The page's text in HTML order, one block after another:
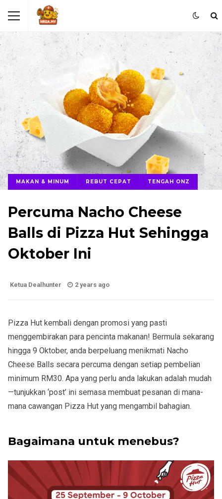
MAKAN & MINUM REBUT CEPAT TENGAH ONZ
Percuma Nacho Cheese
Balls di Pizza Hut Sehingga
Oktober Ini
Ketua Dealhunter 2 years ago
Pizza Hut kembali dengan promosi yang pasti
menggembirakan para pencinta makanan! Bermula sekarang
hingga 9 Oktober, anda berpeluang menikmati Nacho
Cheese Balls secara percuma dengan setiap pembelian
minimum RM30. Apa yang perlu anda lakukan adalah mudah
—tunjukkan ‘post’ ini semasa membuat pesanan di mana-
mana cawangan Pizza Hut yang mengambil bahagian.
Bagaimana untuk menebus?